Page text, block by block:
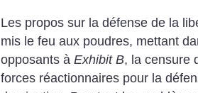
Les propos sur la défense de la
mis le feu aux poudres, mettant
opposants à Exhibit B, la censure
forces réactionnaires pour la